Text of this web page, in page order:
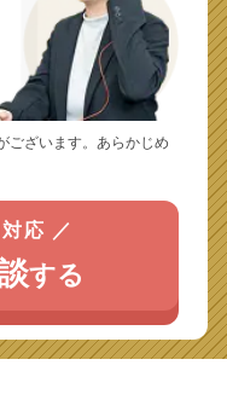
ございます。あらかじめ
応 ／
する